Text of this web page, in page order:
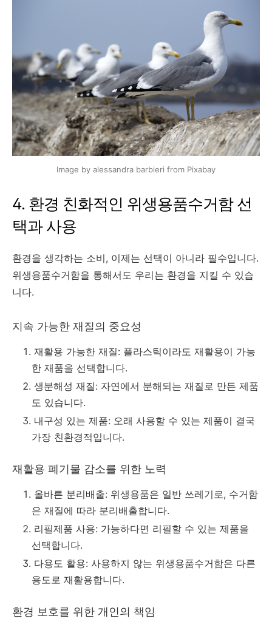
Image by alessandra barbieri from Pixabay
4. 환경 친화적인 위생용품수거함 선
택과 사용
환경을 생각하는 소비, 이제는 선택이 아니라 필수입니다.
위생용품수거함을 통해서도 우리는 환경을 지킬 수 있습
니다.
지속 가능한 재질의 중요성
재활용 가능한 재질: 플라스틱이라도 재활용이 가능
한 재품을 선택합니다.
생분해성 재질: 자연에서 분해되는 재질로 만든 제품
도 있습니다.
내구성 있는 제품: 오래 사용할 수 있는 제품이 결국
가장 친환경적입니다.
재활용 폐기물 감소를 위한 노력
올바른 분리배출: 위생용품은 일반 쓰레기로, 수거함
은 재질에 따라 분리배출합니다.
리필제품 사용: 가능하다면 리필할 수 있는 제품을
선택합니다.
다용도 활용: 사용하지 않는 위생용품수거함은 다른
용도로 재활용합니다.
환경 보호를 위한 개인의 책임